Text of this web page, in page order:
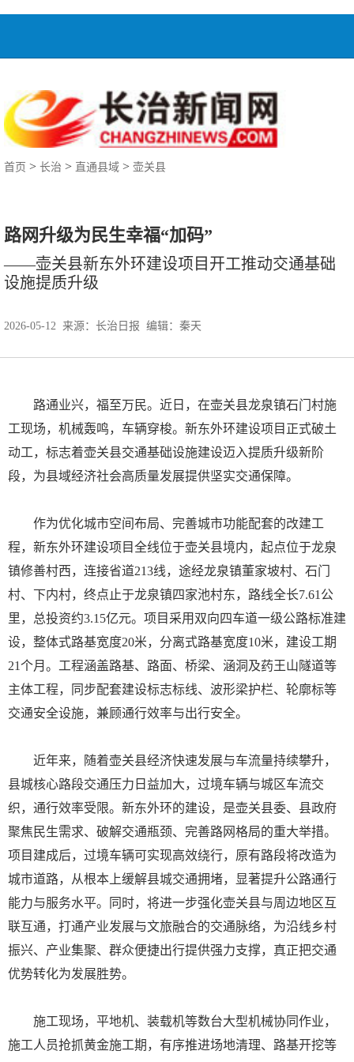
首页 > 长治 > 直通县域 > 壶关县
路网升级为民生幸福“加码”
——壶关县新东外环建设项目开工推动交通基础
设施提质升级
2026-05-12 来源： 长治日报 编辑：秦天
路通业兴，福至万民。近日，在壶关县龙泉镇石门村施
工现场，机械轰鸣，车辆穿梭。新东外环建设项目正式破土
动工，标志着壶关县交通基础设施建设迈入提质升级新阶
段，为县域经济社会高质量发展提供坚实交通保障。
作为优化城市空间布局、完善城市功能配套的改建工
程，新东外环建设项目全线位于壶关县境内，起点位于龙泉
镇修善村西，连接省道213线，途经龙泉镇董家坡村、石门
村、下内村，终点止于龙泉镇四家池村东，路线全长7.61公
里，总投资约3.15亿元。项目采用双向四车道一级公路标准建
设，整体式路基宽度20米，分离式路基宽度10米，建设工期
21个月。工程涵盖路基、路面、桥梁、涵洞及药王山隧道等
主体工程，同步配套建设标志标线、波形梁护栏、轮廓标等
交通安全设施，兼顾通行效率与出行安全。
近年来，随着壶关县经济快速发展与车流量持续攀升，
县城核心路段交通压力日益加大，过境车辆与城区车流交
织，通行效率受限。新东外环的建设，是壶关县委、县政府
聚焦民生需求、破解交通瓶颈、完善路网格局的重大举措。
项目建成后，过境车辆可实现高效绕行，原有路段将改造为
城市道路，从根本上缓解县城交通拥堵，显著提升公路通行
能力与服务水平。同时，将进一步强化壶关县与周边地区互
联互通，打通产业发展与文旅融合的交通脉络，为沿线乡村
振兴、产业集聚、群众便捷出行提供强力支撑，真正把交通
优势转化为发展胜势。
施工现场，平地机、装载机等数台大型机械协同作业，
施工人员抢抓黄金施工期，有序推进场地清理、路基开挖等